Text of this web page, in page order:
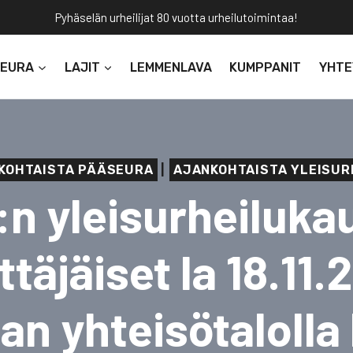
Pyhäselän urheilijat 80 vuotta urheilutoimintaa!
LAJIT LEMMENLAVA KUMPPANIT
PÄÄSEURA AJANKOHTAISTA
la
yhteisötalolla